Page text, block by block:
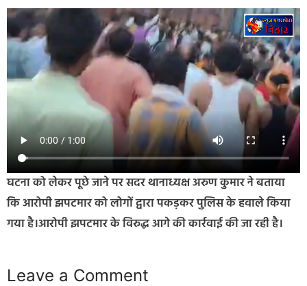
घटना को लेकर पूछे जाने पर सदर थानाध्यक्ष अरुण कुमार ने बताया
कि आरोपी झपटमार को लोगों द्वारा पकड़कर पुलिस के हवाले किया
गया है।आरोपी झपटमार के विरुद्ध आगे की कार्रवाई की जा रही है।
Leave a Comment